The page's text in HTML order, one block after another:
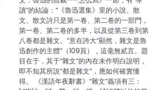
讀”的結論：“《魯迅選集》里的小說、散
文、散文詩只是第一卷、第二卷的一部門，
第一卷、第二卷的多半，以及從第三卷到第
八卷都是雜文。”意在誇大“顯然，雜文是魯
迅創作的主體”（109頁），這毫無貳言。題
目在于，其于“雜文”的內在未作明白說明，
即不知其所說“都是雜文”，應如何確實懂
得。 《漢語年夜辭書》“雜文”義項有三：